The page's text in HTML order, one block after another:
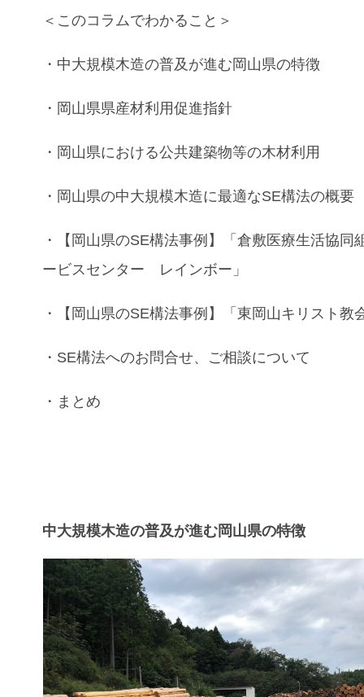
＜このコラムでわかること＞
・ 中大規模木造の普及が進む 岡山県の特徴
・ 岡山県県産材利用促進指針
・ 岡山県における公共建築物等の木材利用
・ 岡山県の中大規模木造に最適なSE構法の概要
・ 【 岡山県のSE構法事例】
「倉敷医療生活協同
ービスセンター レインボー」
・ 【 岡山県のSE構法事例】 「東岡山キリスト教
・ SE構法へのお問合せ、ご相談について
・まとめ
中大規模木造の普及が進む岡山県の特徴